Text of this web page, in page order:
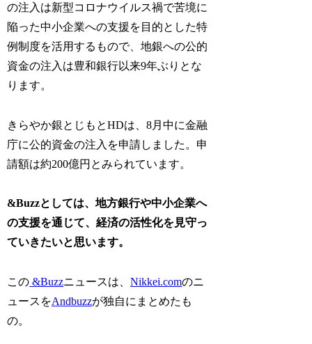
の注入は新型コロナウイルス禍で苦境に
陥った中小企業への支援を目的とした特
例制度を活用するもので、地銀への公的
資金の注入は豊和銀行以来9年ぶりとな
ります。
きらやか銀とじもとHDは、8月中に金融
庁に公的資金の注入を申請しました。申
請額は約200億円とみられています。
&Buzzとしては、地方銀行や中小企業へ
の支援を通じて、経済の活性化を見守っ
ていきたいと思います。
この &Buzzニュースは、Nikkei.comのニ
ュースをAndbuzzが独自にまとめたも
の。